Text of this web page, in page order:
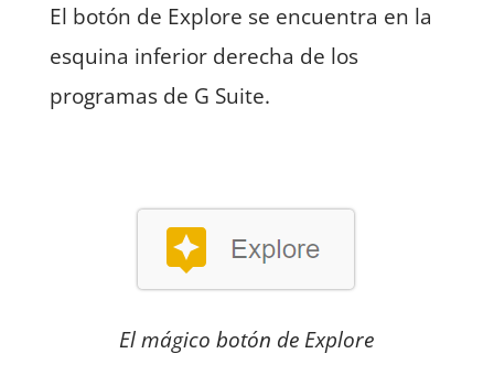
El botón de Explore se encuentra en la
esquina inferior derecha de los
programas de G Suite.
El mágico botón de Explore